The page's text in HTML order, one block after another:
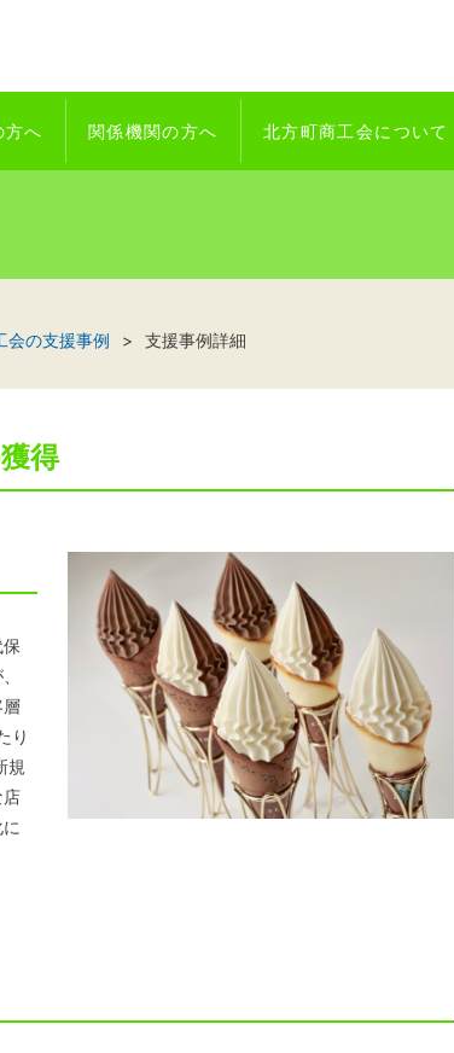
方へ 関係機関の方へ 北方町商工会について
会の支援事例 支援事例詳細
得
り
規
店